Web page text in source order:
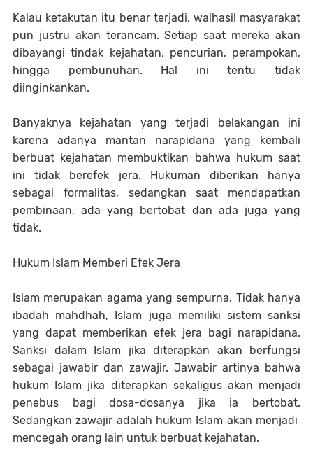
Kalau ketakutan itu benar terjadi, walhasil masyarakat
pun justru akan terancam. Setiap saat mereka akan
dibayangi tindak kejahatan, pencurian, perampokan,
hingga pembunuhan. Hal ini tentu tidak
diinginkankan.
Banyaknya kejahatan yang terjadi belakangan ini
karena adanya mantan narapidana yang kembali
berbuat kejahatan membuktikan bahwa hukum saat
ini tidak berefek jera. Hukuman diberikan hanya
sebagai formalitas, sedangkan saat mendapatkan
pembinaan, ada yang bertobat dan ada juga yang
tidak.
Hukum Islam Memberi Efek Jera
Islam merupakan agama yang sempurna. Tidak hanya
ibadah mahdhah, Islam juga memiliki sistem sanksi
yang dapat memberikan efek jera bagi narapidana.
Sanksi dalam Islam jika diterapkan akan berfungsi
sebagai jawabir dan zawajir. Jawabir artinya bahwa
hukum Islam jika diterapkan sekaligus akan menjadi
penebus bagi dosa-dosanya jika ia bertobat.
Sedangkan zawajir adalah hukum Islam akan menjadi
mencegah orang lain untuk berbuat kejahatan.